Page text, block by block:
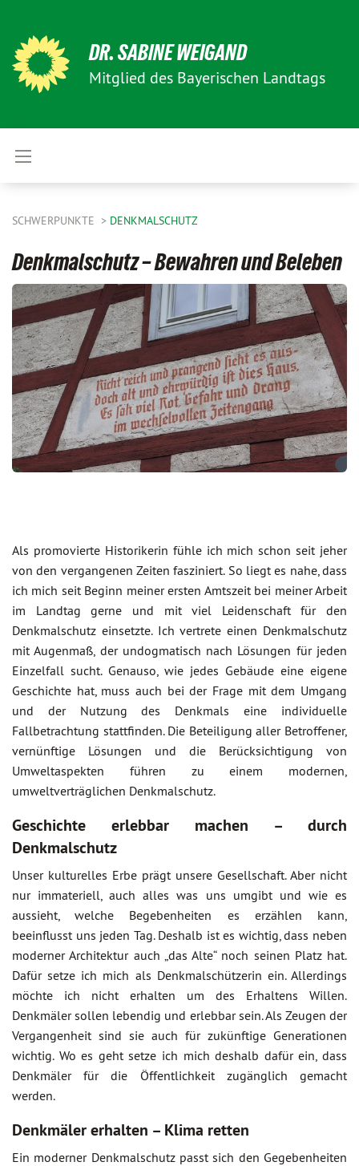
DR. SABINE WEIGAND
Mitglied des Bayerischen Landtags
SCHWERPUNKTE DENKMALSCHUTZ
Denkmalschutz – Bewahren und Beleben
Als promovierte Historikerin fühle ich mich schon seit jeher
von den vergangenen Zeiten fasziniert. So liegt es nahe, dass
ich mich seit Beginn meiner ersten Amtszeit bei meiner Arbeit
im Landtag gerne und mit viel Leidenschaft für den
Denkmalschutz einsetzte. Ich vertrete einen Denkmalschutz
mit Augenmaß, der undogmatisch nach Lösungen für jeden
Einzelfall sucht. Genauso, wie jedes Gebäude eine eigene
Geschichte hat, muss auch bei der Frage mit dem Umgang
und der Nutzung des Denkmals eine individuelle
Fallbetrachtung stattfinden. Die Beteiligung aller Betroffener,
vernünftige Lösungen und die Berücksichtigung von
Umweltaspekten führen zu einem modernen,
umweltverträglichen Denkmalschutz.
Geschichte erlebbar machen – durch
Denkmalschutz
Unser kulturelles Erbe prägt unsere Gesellschaft. Aber nicht
nur immateriell, auch alles was uns umgibt und wie es
aussieht, welche Begebenheiten es erzählen kann,
beeinflusst uns jeden Tag. Deshalb ist es wichtig, dass neben
moderner Architektur auch „das Alte“ noch seinen Platz hat.
Dafür setze ich mich als Denkmalschützerin ein. Allerdings
möchte ich nicht erhalten um des Erhaltens Willen.
Denkmäler sollen lebendig und erlebbar sein. Als Zeugen der
Vergangenheit sind sie auch für zukünftige Generationen
wichtig. Wo es geht setze ich mich deshalb dafür ein, dass
Denkmäler für die Öffentlichkeit zugänglich gemacht
werden.
Denkmäler erhalten – Klima retten
Ein moderner Denkmalschutz passt sich den Gegebenheiten